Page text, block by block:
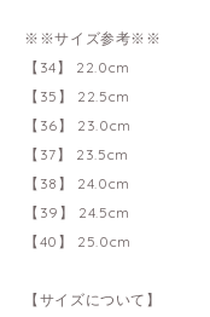
※※サイズ参考※※
【34】 22.0cm
【35】 22.5cm
【36】 23.0cm
【37】 23.5cm
【38】 24.0cm
【39】 24.5cm
【40】 25.0cm
【サイズについて】